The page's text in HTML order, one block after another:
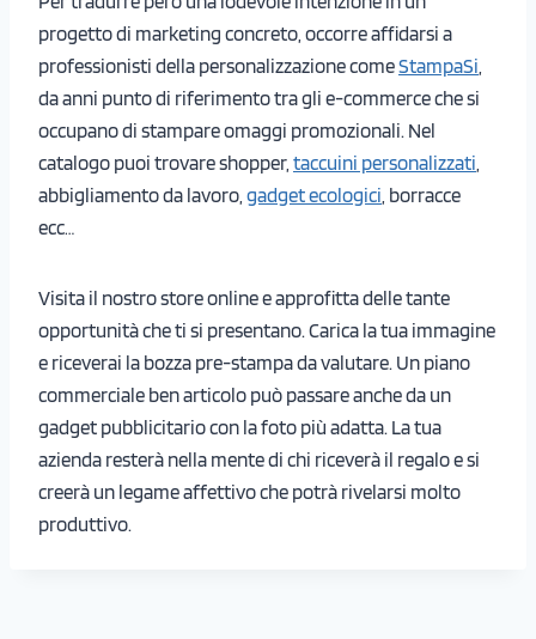
progetto di marketing concreto, occorre affidarsi a
professionisti della personalizzazione comeStampaSi
da anni punto di riferimento tra gli e-commerce che si
occupano di stampare omaggi promozionali. Nel
catalogo puoi trovare shopper, taccuini personalizzati
abbigliamento da lavoro, gadget ecologici , borracce
ecc…
Visita il nostro store online e approfitta delle tante
opportunità che ti si presentano. Carica la tua immagine
e riceverai la bozza pre-stampa da valutare. Un piano
commerciale ben articolo può passare anche da un
gadget pubblicitario con la foto più adatta. La tua
azienda resterà nella mente di chi riceverà il regalo e si
creerà un legame affettivo che potrà rivelarsi molto
produttivo.